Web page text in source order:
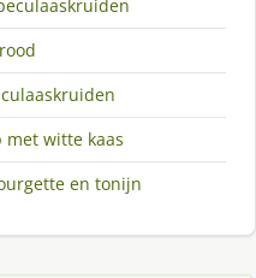
met witte kaas
en tonijn